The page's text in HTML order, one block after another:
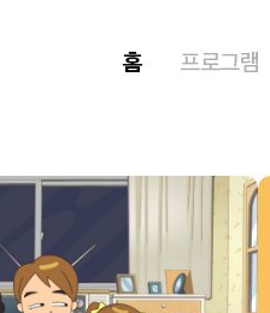
홈 프로그램
영웅들2
영웅들2